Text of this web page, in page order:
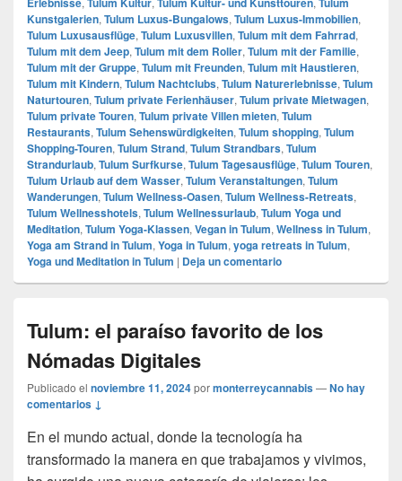
Kunstgalerien, Tulum Luxus-Bungalows, Tulum Luxus-Immobilien,
Tulum Luxusausflüge, Tulum Luxusvillen, Tulum mit dem Fahrrad,
Tulum mit dem Jeep, Tulum mit dem Roller, Tulum mit der Familie,
Tulum mit der Gruppe, Tulum mit Freunden, Tulum mit Haustieren,
Tulum mit Kindern, Tulum Nachtclubs, Tulum Naturerlebnisse, Tulum
Naturtouren, Tulum private Ferienhäuser, Tulum private Mietwagen,
Tulum private Touren, Tulum private Villen mieten, Tulum
Restaurants, Tulum Sehenswürdigkeiten, Tulum shopping, Tulum
Shopping-Touren, Tulum Strand, Tulum Strandbars, Tulum
Strandurlaub, Tulum Surfkurse, Tulum Tagesausflüge, Tulum Touren,
Tulum Urlaub auf dem Wasser, Tulum Veranstaltungen, Tulum
Wanderungen, Tulum Wellness-Oasen, Tulum Wellness-Retreats,
Tulum Wellnesshotels, Tulum Wellnessurlaub, Tulum Yoga und
Meditation, Tulum Yoga-Klassen, Vegan in Tulum, Wellness in Tulum,
Yoga am Strand in Tulum, Yoga in Tulum, yoga retreats in Tulum,
Yoga und Meditation in Tulum | Deja un comentario
Tulum: el paraíso favorito de los
Nómadas Digitales
Publicado el noviembre 11, 2024pormonterreycannabis—No hay
comentarios ↓
En el mundo actual, donde la tecnología ha
transformado la manera en que trabajamos y vivimos,